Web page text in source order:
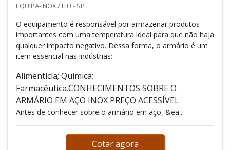
EQUIPA-INOX / ITU - SP
O equipamento é responsável por armazenar produtos
importantes com uma temperatura ideal para que não haja
qualquer impacto negativo. Dessa forma, o armário é um
item essencial nas indústrias:
Alimentícia; Química;
Farmacêutica.CONHECIMENTOS SOBRE O
ARMÁRIO EM AÇO INOX PREÇO ACESSÍVEL
Antes de conhecer sobre o armário em aço, &ea...
Cotar agora